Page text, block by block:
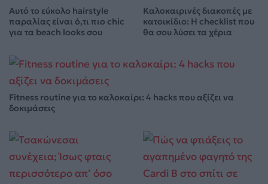
Αυτό το εύκολο hairstyle
παραλίας είναι ό,τι πιο chic
για τα beach looks σου
Καλοκαιρινές διακοπές με
κατοικίδιο: Η checklist που
θα σου λύσει τα χέρια
Fitness routine για το καλοκαίρι: 4 hacks που αξίζει να
δοκιμάσεις